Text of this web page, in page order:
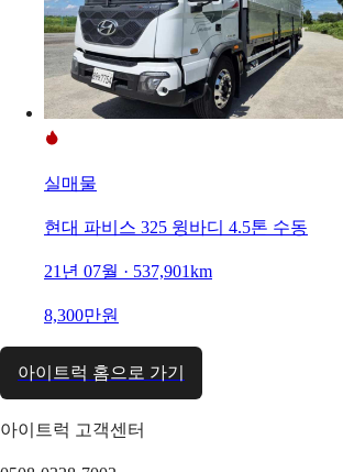
실매물
현대 파비스 325 윙바디 4.5톤 수동
21년 07월 · 537,901km
8,300만원
아이트럭 홈으로 가기
아이트럭 고객센터